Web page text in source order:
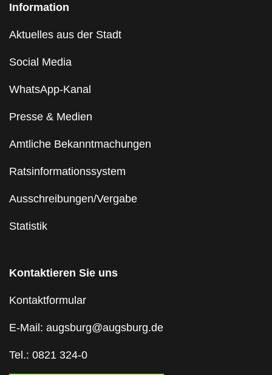
Information
Aktuelles aus der Stadt
Social Media
WhatsApp-Kanal
Presse & Medien
Amtliche Bekanntmachungen
Ratsinformationssystem
Ausschreibungen/Vergabe
Statistik
Kontaktieren Sie uns
Kontaktformular
E-Mail: augsburg@augsburg.de
Tel.: 0821 324-0